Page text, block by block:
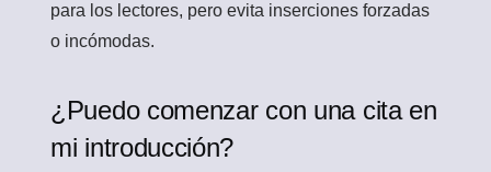
para los lectores, pero evita inserciones forzadas
o incómodas.
¿Puedo comenzar con una cita en
mi introducción?